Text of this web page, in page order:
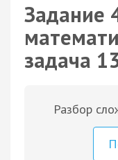
Задание
задача
Разбор